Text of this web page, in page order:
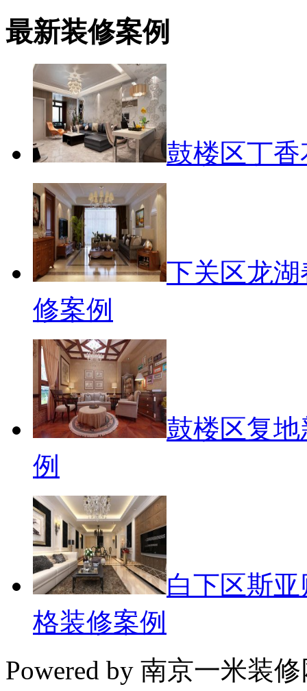
最新装修案例
鼓楼区丁
下关区龙
修案例
鼓楼区复
例
白下区斯
格装修案例
Powered by 南京一米装